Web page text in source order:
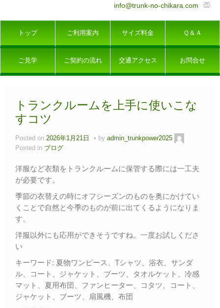
info@trunk-no-chikara.com
トップ ご利用案内 サイズ料金 Ｑ＆Ａ
ご見学 ご契約の流れ 交通アクセス お問合せ
トランクルームを上手に使いこな
すコツ
Posted on 2026年1月21日 by admin_trunkpower2025
Posted in ブログ
洋服など衣類をトランクルームに保管する際には一工夫
が必要です。
季節の衣替えの時にオフシーズンのものを奥にかけてい
くことで自然と今季のものが前に出てくるようになりま
す。
洋服以外にも応用ができそうですね。一度お試しくださ
い
キーワード: 夏物ワンピース、Tシャツ、浴衣、サンダ
ル、コート、ジャケット、ブーツ、タオルケット、冷感
マット、夏用布団、ファンヒーター、コタツ、コート、
ジャケット、ブーツ、扇風機、布団